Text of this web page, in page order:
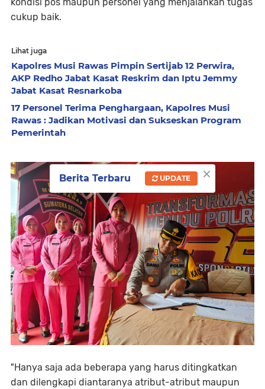
cukup baik.
Lihat juga
Kapolres Musi Rawas Pimpin Sertijab 12 Perwira,
AKP Redho Jabat Kasat Reskrim dan Iptu Jemmy
Jabat Kasat Resnarkoba
17 Personel Terima Penghargaan, Kapolres Musi
Rawas : Jadikan Motivasi dan Sukseskan Program
Pemerintah
"Hanya saja ada beberapa yang harus ditingkatkan
dan dilengkapi diantaranya atribut-atribut maupun
×
Berita Terbaru UPDATE